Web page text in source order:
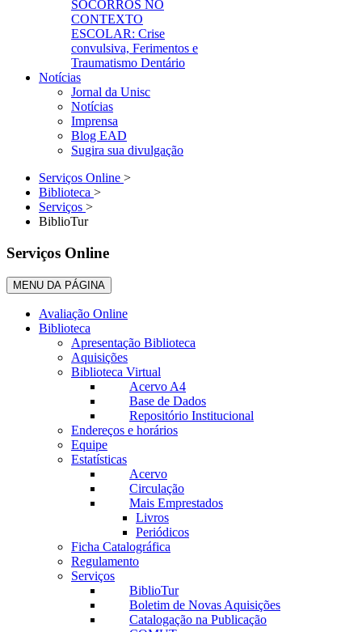
SOCORROS NO
CONTEXTO
ESCOLAR: Crise
convulsiva, Ferimentos e
Traumatismo Dentário
Notícias
Jornal da Unisc
Notícias
Imprensa
Blog EAD
Sugira sua divulgação
Serviços Online >
Biblioteca >
Serviços >
BiblioTur
Serviços Online
MENU DA PÁGINA
Avaliação Online
Biblioteca
Apresentação Biblioteca
Aquisições
Biblioteca Virtual
Acervo A4
Base de Dados
Repositório Institucional
Endereços e horários
Equipe
Estatísticas
Acervo
Circulação
Mais Emprestados
Livros
Periódicos
Ficha Catalográfica
Regulamento
Serviços
BiblioTur
Boletim de Novas Aquisições
Catalogação na Publicação